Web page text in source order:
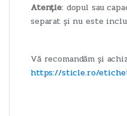
Atenție: dopul sau
separat și nu este
Vă recomandăm și
https://sticle.ro/